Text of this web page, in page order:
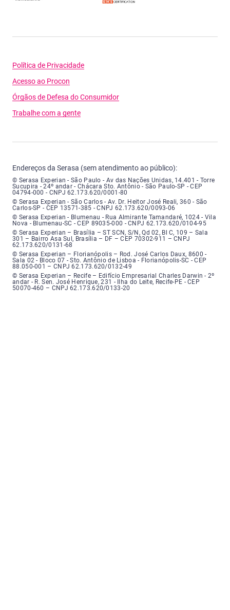
Política de Privacidade
Acesso ao Procon
Órgãos de Defesa do Consumidor
Trabalhe com a gente
Endereços da Serasa (sem atendimento ao público):
Serasa Experian - São Paulo - Endereço: Avenida das Nações Unidas,
© Serasa Experian - São Paulo - Av das Nações Unidas, 14.401 - Torre
Sucupira - 24º andar - Chácara Sto. Antônio - São Paulo-SP - CEP
04794-000 - CNPJ 62.173.620/0001-80
Serasa Experian - São Carlos - Endereço: Avenida Doutor Heitor José
© Serasa Experian - São Carlos - Av. Dr. Heitor José Reali, 360 - São
Carlos-SP - CEP 13571-385 - CNPJ 62.173.620/0093-06
Serasa Experian - Blumenau - Endereço: Rua Almirante Tamandaré,
© Serasa Experian - Blumenau - Rua Almirante Tamandaré, 1024 - Vila
Nova - Blumenau-SC - CEP 89035-000 - CNPJ 62.173.620/0104-95
Serasa Experian - Brasília, Endereço: Setor Comercial Norte, sem
© Serasa Experian – Brasília – ST SCN, S/N, Qd 02, Bl C, 109 – Sala
301 – Bairro Asa Sul, Brasília – DF – CEP 70302-911 – CNPJ
62.173.620/0131-68
Serasa Experian - Florianópolis, Endereço: Rodovia José Carlos, número
© Serasa Experian – Florianópolis – Rod. José Carlos Daux, 8600 -
Sala 02 - Bloco 07 - Sto. Antônio de Lisboa - Florianópolis-SC - CEP
88.050-001 – CNPJ 62.173.620/0132-49
Serasa Experian - Recife, Endereço: Edifício Empresarial Charles Darwin,
© Serasa Experian – Recife – Edifício Empresarial Charles Darwin - 2º
andar - R. Sen. José Henrique, 231 - Ilha do Leite, Recife-PE - CEP
50070-460 – CNPJ 62.173.620/0133-20